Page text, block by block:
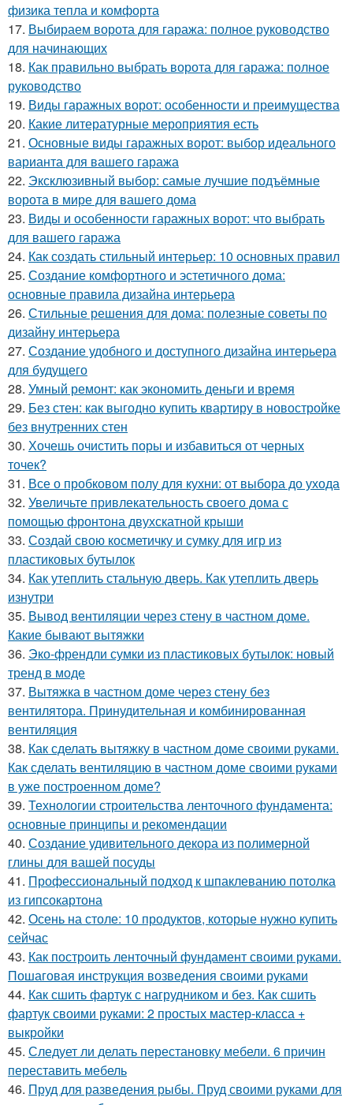
физика тепла и комфорта
17. Выбираем ворота для гаража: полное руководство
для начинающих
18. Как правильно выбрать ворота для гаража: полное
руководство
19. Виды гаражных ворот: особенности и преимущества
20. Какие литературные мероприятия есть
21. Основные виды гаражных ворот: выбор идеального
варианта для вашего гаража
22. Эксклюзивный выбор: самые лучшие подъёмные
ворота в мире для вашего дома
23. Виды и особенности гаражных ворот: что выбрать
для вашего гаража
24. Как создать стильный интерьер: 10 основных правил
25. Создание комфортного и эстетичного дома:
основные правила дизайна интерьера
26. Стильные решения для дома: полезные советы по
дизайну интерьера
27. Создание удобного и доступного дизайна интерьера
для будущего
28. Умный ремонт: как экономить деньги и время
29. Без стен: как выгодно купить квартиру в новостройке
без внутренних стен
30. Хочешь очистить поры и избавиться от черных
точек?
31. Все о пробковом полу для кухни: от выбора до ухода
32. Увеличьте привлекательность своего дома с
помощью фронтона двухскатной крыши
33. Создай свою косметичку и сумку для игр из
пластиковых бутылок
34. Как утеплить стальную дверь. Как утеплить дверь
изнутри
35. Вывод вентиляции через стену в частном доме.
Какие бывают вытяжки
36. Эко-френдли сумки из пластиковых бутылок: новый
тренд в моде
37. Вытяжка в частном доме через стену без
вентилятора. Принудительная и комбинированная
вентиляция
38. Как сделать вытяжку в частном доме своими руками.
Как сделать вентиляцию в частном доме своими руками
в уже построенном доме?
39. Технологии строительства ленточного фундамента:
основные принципы и рекомендации
40. Создание удивительного декора из полимерной
глины для вашей посуды
41. Профессиональный подход к шпаклеванию потолка
из гипсокартона
42. Осень на столе: 10 продуктов, которые нужно купить
сейчас
43. Как построить ленточный фундамент своими руками.
Пошаговая инструкция возведения своими руками
44. Как сшить фартук с нагрудником и без. Как сшить
фартук своими руками: 2 простых мастер-класса +
выкройки
45. Следует ли делать перестановку мебели. 6 причин
переставить мебель
46. Пруд для разведения рыбы. Пруд своими руками для